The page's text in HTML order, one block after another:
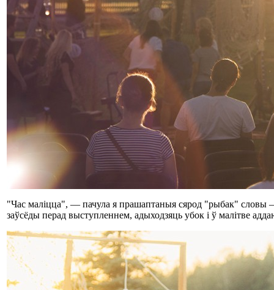
"Час маліцца", ― пачула я прашаптаныя сярод "рыбак" словы ―
заўсёды перад выступленнем, адыходзяць убок і ў малітве